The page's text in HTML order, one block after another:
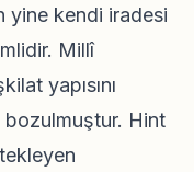
yine kendi iradesi
Millî
yapısını
bozulmuştur. Hint